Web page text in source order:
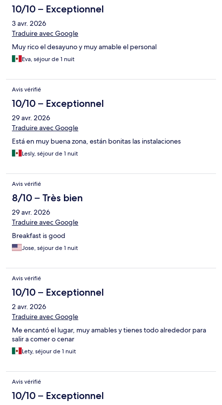
10/10 – Exceptionnel
3 avr. 2026
Traduire avec Google
Muy rico el desayuno y muy amable el personal
Eva, séjour de 1 nuit
Avis vérifié
10/10 – Exceptionnel
29 avr. 2026
Traduire avec Google
Está en muy buena zona, están bonitas las instalaciones
Lesly, séjour de 1 nuit
Avis vérifié
8/10 – Très bien
29 avr. 2026
Traduire avec Google
Breakfast is good
Jose, séjour de 1 nuit
Avis vérifié
10/10 – Exceptionnel
2 avr. 2026
Traduire avec Google
Me encantó el lugar, muy amables y tienes todo alrededor para
salir a comer o cenar
Lety, séjour de 1 nuit
Avis vérifié
10/10 – Exceptionnel